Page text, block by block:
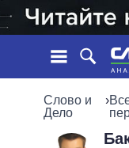
ЛЕНТА
Слово и
Дело
›